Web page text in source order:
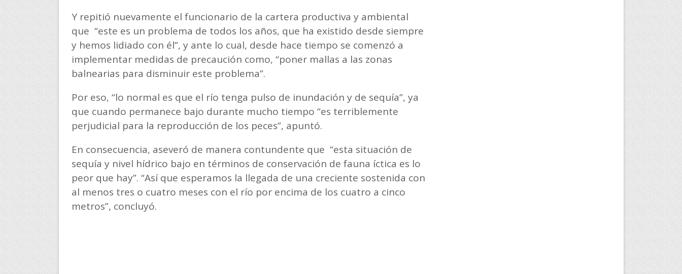
Y repitió nuevamente el funcionario de la cartera productiva y ambiental
que “este es un problema de todos los años, que ha existido desde siempre
y hemos lidiado con él”, y ante lo cual, desde hace tiempo se comenzó a
implementar medidas de precaución como, “poner mallas a las zonas
balnearias para disminuir este problema”.
Por eso, “lo normal es que el río tenga pulso de inundación y de sequía”, ya
que cuando permanece bajo durante mucho tiempo “es terriblemente
perjudicial para la reproducción de los peces”, apuntó.
En consecuencia, aseveró de manera contundente que “esta situación de
sequía y nivel hídrico bajo en términos de conservación de fauna íctica es lo
peor que hay”. “Así que esperamos la llegada de una creciente sostenida con
al menos tres o cuatro meses con el río por encima de los cuatro a cinco
metros”, concluyó.